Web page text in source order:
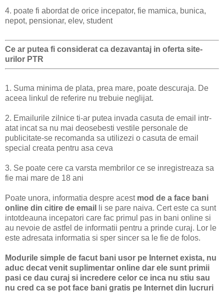
4. poate fi abordat de orice incepator, fie mamica, bunica,
nepot, pensionar, elev, student
Ce ar putea fi considerat ca dezavantaj in oferta site-
urilor PTR
1. Suma minima de plata, prea mare, poate descuraja. De
aceea linkul de referire nu trebuie neglijat.
2. Emailurile zilnice ti-ar putea invada casuta de email intr-
atat incat sa nu mai deosebesti vestile personale de
publicitate-se recomanda sa utilizezi o casuta de email
special creata pentru asa ceva
3. Se poate cere ca varsta membrilor ce se inregistreaza sa
fie mai mare de 18 ani
Poate unora, informatia despre acest mod de a face bani
online din citire de email
li se pare naiva. Cert este ca sunt
intotdeauna incepatori care fac primul pas in bani online si
au nevoie de astfel de informatii pentru a prinde curaj. Lor le
este adresata informatia si sper sincer sa le fie de folos.
Modurile simple de facut bani usor pe Internet exista, nu
aduc decat venit suplimentar online dar ele sunt primii
pasi ce dau curaj si incredere celor ce inca nu stiu sau
nu cred ca se pot face bani gratis pe Internet din lucruri